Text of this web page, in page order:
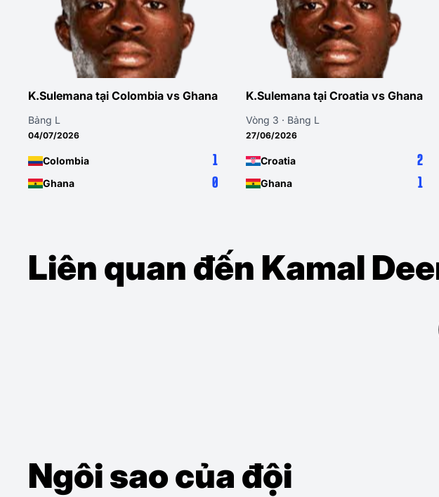
K.Sulemana tại Colombia vs Ghana
Bảng L
04/07/2026
Colombia 1
Ghana 0
K.Sulemana tại Croatia vs Ghana
Vòng 3 · Bảng L
27/06/2026
Croatia 2
Ghana 1
Liên quan đến Kamal
Ngôi sao của đội